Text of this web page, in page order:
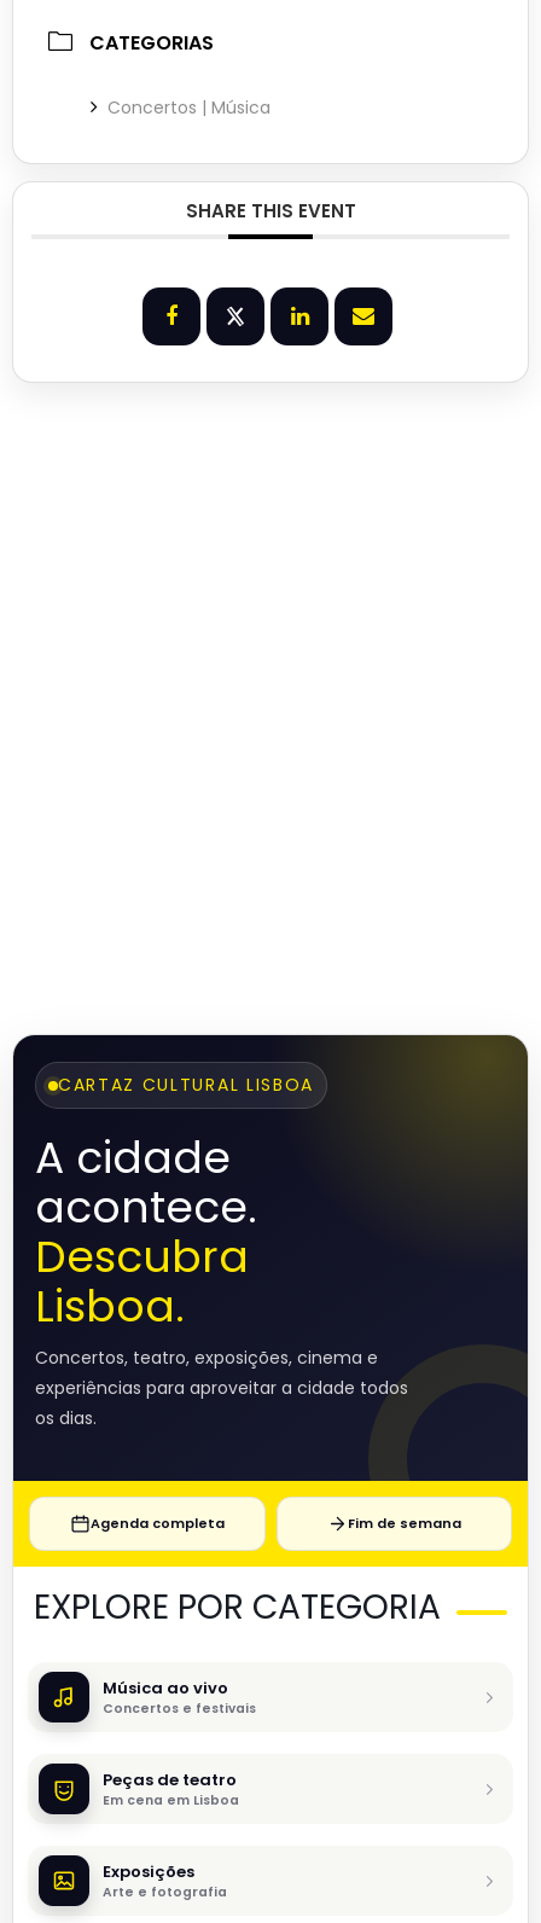
SHARE THIS EVENT
CARTAZ CULTURAL LISBOA
A cidade
acontece.
Descubra
Lisboa.
Concertos, teatro, exposições, cinema e
experiências para aproveitar a cidade todos
os dias.
Agenda completa Fim de semana
EXPLORE POR CATEGORIA
Música ao vivo
Concertos e festivais
Peças de teatro
Em cena em Lisboa
Exposições
Arte e fotografia